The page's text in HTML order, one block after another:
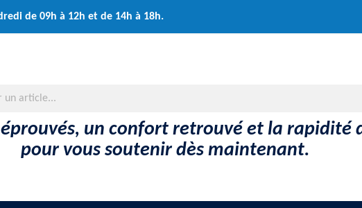
de 09h à 12h et de 14h à 18h.
un confort retrouvé et la rapidité
pour vous soutenir dès maintenant.